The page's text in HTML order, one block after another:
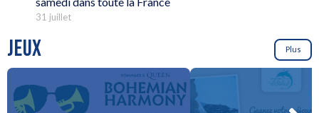
31 juillet
JEUX Plus